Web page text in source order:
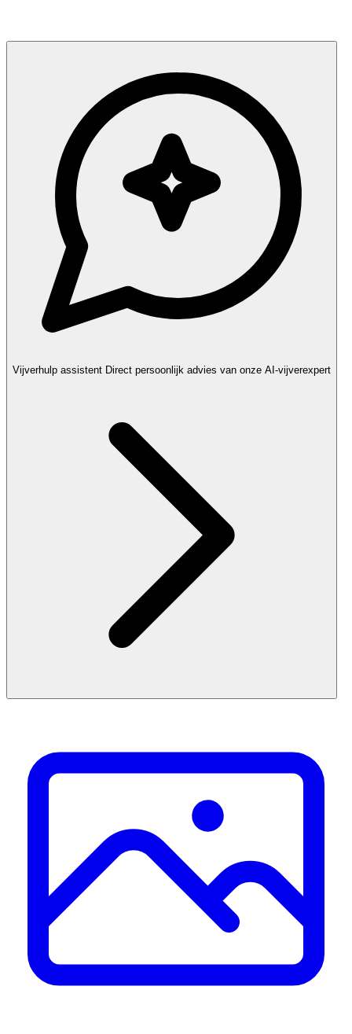
Vijverhulp assistent Direct persoonlijk advies van onze AI-vijverexpert